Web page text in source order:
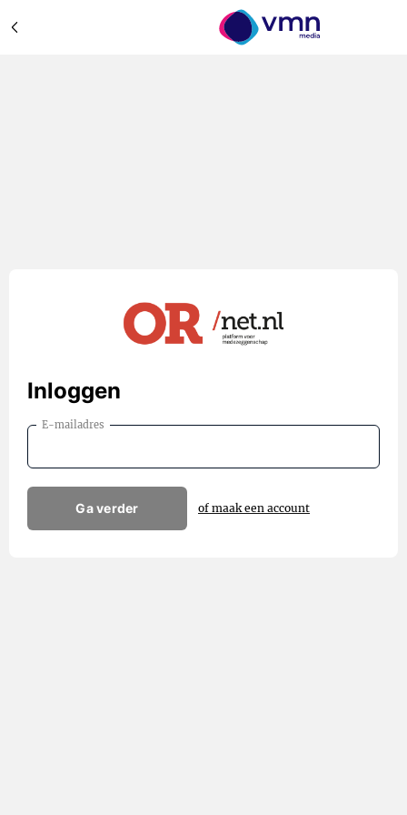
Inloggen
E-mailadres
Ga verder of maak een account